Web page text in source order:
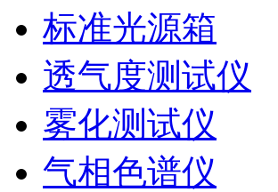
标准光源箱
透气度测试仪
雾化测试仪
气相色谱仪